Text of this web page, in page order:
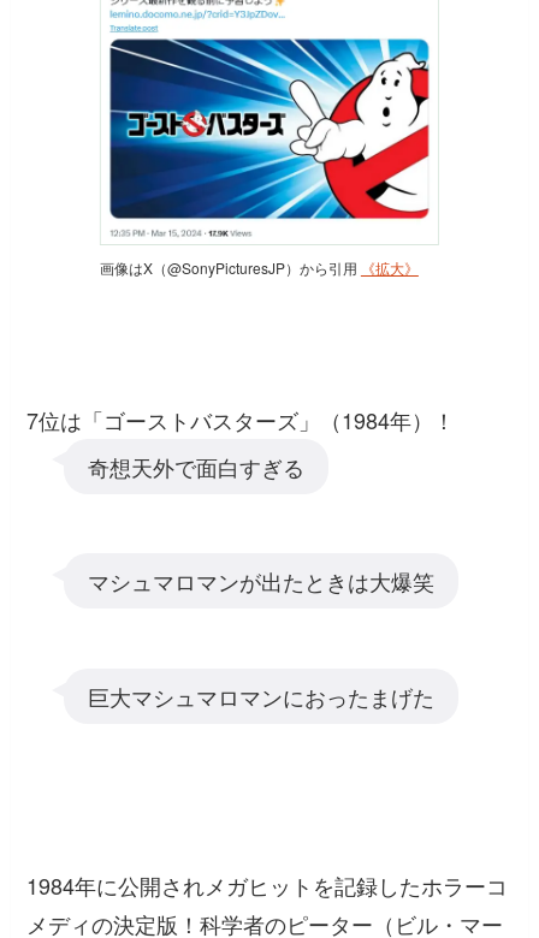
画像はX（@SonyPicturesJP）から引用 《拡大》
7位は「ゴーストバスターズ」（1984年）！
奇想天外で面白すぎる
マシュマロマンが出たときは大爆笑
巨大マシュマロマンにおったまげた
1984年に公開されメガヒットを記録したホラーコ
メディの決定版！科学者のピーター（ビル・マー